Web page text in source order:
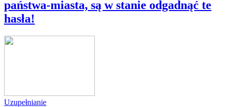
państwa-miasta, są w stanie odgadnąć te
hasła!
Uzupełnianie